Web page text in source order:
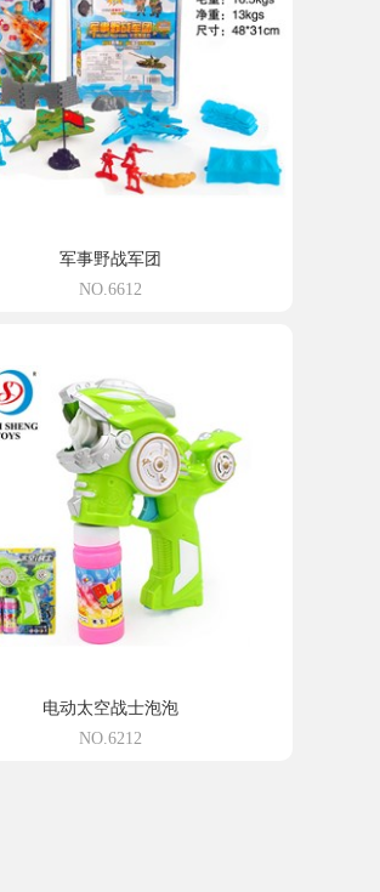
军事野战军团
NO.6612
电动太空战士泡泡
NO.6212